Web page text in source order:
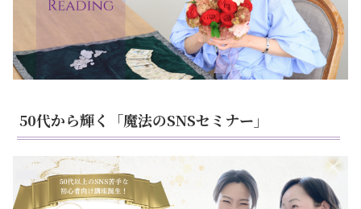
50代から輝く「魔法のSNSセミナー」